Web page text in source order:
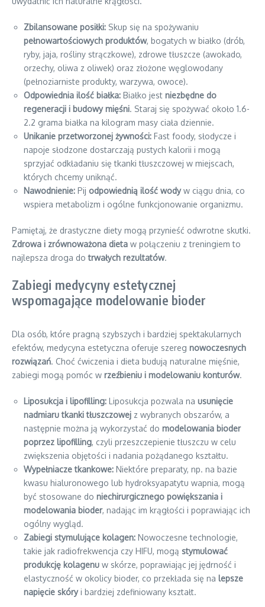
Zbilansowane posiłki: Skup się na spożywaniu
pełnowartościowych produktów, bogatych w białko (drób,
ryby, jaja, rośliny strączkowe), zdrowe tłuszcze (awokado,
orzechy, oliwa z oliwek) oraz złożone węglowodany
(pełnoziarniste produkty, warzywa, owoce).
Odpowiednia ilość białka: Białko jest niezbędne do
regeneracji i budowy mięśni. Staraj się spożywać około 1.6-
2.2 grama białka na kilogram masy ciała dziennie.
Unikanie przetworzonej żywności: Fast foody, słodycze i
napoje słodzone dostarczają pustych kalorii i mogą
sprzyjać odkładaniu się tkanki tłuszczowej w miejscach,
których chcemy uniknąć.
Nawodnienie: Pij odpowiednią ilość wodyw ciągu dnia, co
wspiera metabolizm i ogólne funkcjonowanie organizmu.
Pamiętaj, że drastyczne diety mogą przynieść odwrotne skutki.
Zdrowa i zrównoważona dieta w połączeniu z treningiem to
najlepsza droga dotrwałych rezultatów.
Zabiegi medycyny estetycznej
wspomagające modelowanie bioder
Dla osób, które pragną szybszych i bardziej spektakularnych
efektów, medycyna estetyczna oferuje szereg nowoczesnych
rozwiązań. Choć ćwiczenia i dieta budują naturalne mięśnie,
zabiegi mogą pomóc w rzeźbieniu i modelowaniu konturów.
Liposukcja i lipofilling: Liposukcja pozwala na usunięcie
nadmiaru tkanki tłuszczowej z wybranych obszarów, a
następnie można ją wykorzystać do modelowania bioder
poprzez lipofilling, czyli przeszczepienie tłuszczu w celu
zwiększenia objętości i nadania pożądanego kształtu.
Wypełniacze tkankowe: Niektóre preparaty, np. na bazie
kwasu hialuronowego lub hydroksyapatytu wapnia, mogą
być stosowane do niechirurgicznego powiększania i
modelowania bioder, nadając im krągłości i poprawiając ich
ogólny wygląd.
Zabiegi stymulujące kolagen: Nowoczesne technologie,
takie jak radiofrekwencja czy HIFU, mogą stymulować
produkcję kolagenu w skórze, poprawiając jej jędrność i
elastyczność w okolicy bioder, co przekłada się na lepsze
napięcie skóryi bardziej zdefiniowany kształt.